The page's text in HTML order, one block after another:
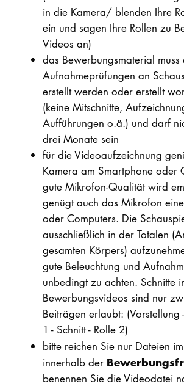
in die Kamera/ blenden Ihre
ein und sagen Ihre Rollen zu
Videos an)
das Bewerbungsmaterial muss
Aufnahmeprüfungen an
erstellt werden oder erstellt
(keine Mitschnitte,
Aufführungen o.ä.) und darf
drei Monate sein
für die Videoaufzeichnung
Kamera am Smartphone oder
gute Mikrofon-Qualität wird
genügt auch das Mikrofon
oder Computers. Die
ausschließlich in der Totalen
gesamten Körpers)
gute Beleuchtung und
unbedingt zu achten. Schnitte
Bewerbungsvideos sind nur
Beiträgen erlaubt: (Vorstellung
1 - Schnitt - Rolle 2)
bitte reichen Sie nur Dateien im
innerhalb der
benennen Sie die Videodatei